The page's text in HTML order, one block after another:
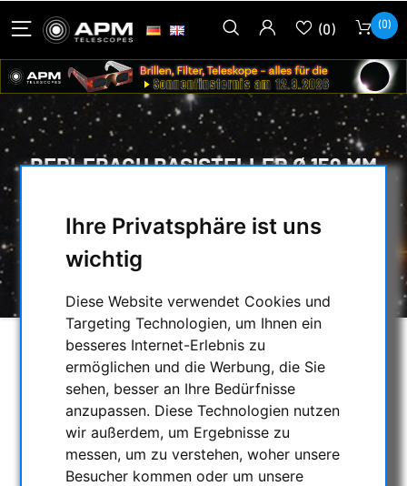
Ihre Privatsphäre ist uns
wichtig
Diese Website verwendet Cookies und
Targeting Technologien, um Ihnen ein
besseres Internet-Erlebnis zu
ermöglichen und die Werbung, die Sie
sehen, besser an Ihre Bedürfnisse
anzupassen. Diese Technologien nutzen
wir außerdem, um Ergebnisse zu
messen, um zu verstehen, woher unsere
Besucher kommen oder um unsere
(0) (0)
BERLEBACH BASISTELLER Ø 159 MM
HOME / FOTOSTATIVE & ZUBEHÖR /
BERLEBACH BASISTELLER Ø 159 MM MIT
BUNDMUTTER FÜR FOTOBOX